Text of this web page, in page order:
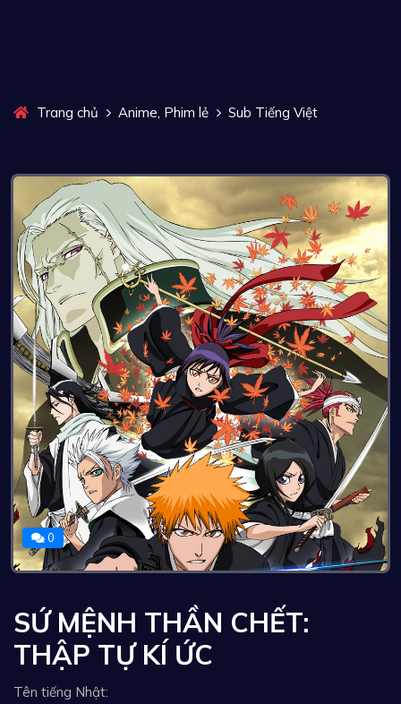
Trang chủ Anime, Phim lẻ Sub Tiếng Việt
0
SỨ MỆNH THẦN CHẾT:
THẬP TỰ KÍ ỨC
Tên tiếng Nhật: